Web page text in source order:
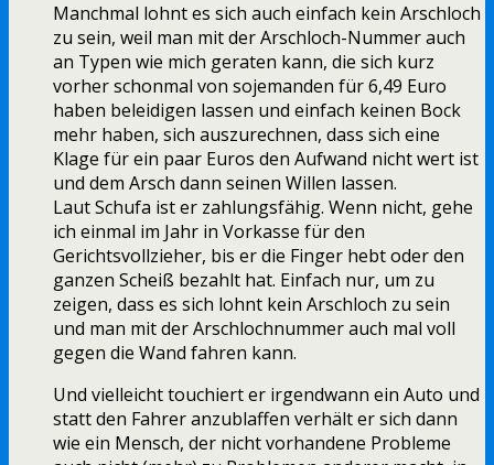
Manchmal lohnt es sich auch einfach kein Arschloch
zu sein, weil man mit der Arschloch-Nummer auch
an Typen wie mich geraten kann, die sich kurz
vorher schonmal von sojemanden für 6,49 Euro
haben beleidigen lassen und einfach keinen Bock
mehr haben, sich auszurechnen, dass sich eine
Klage für ein paar Euros den Aufwand nicht wert ist
und dem Arsch dann seinen Willen lassen.
Laut Schufa ist er zahlungsfähig. Wenn nicht, gehe
ich einmal im Jahr in Vorkasse für den
Gerichtsvollzieher, bis er die Finger hebt oder den
ganzen Scheiß bezahlt hat. Einfach nur, um zu
zeigen, dass es sich lohnt kein Arschloch zu sein
und man mit der Arschlochnummer auch mal voll
gegen die Wand fahren kann.
Und vielleicht touchiert er irgendwann ein Auto und
statt den Fahrer anzublaffen verhält er sich dann
wie ein Mensch, der nicht vorhandene Probleme